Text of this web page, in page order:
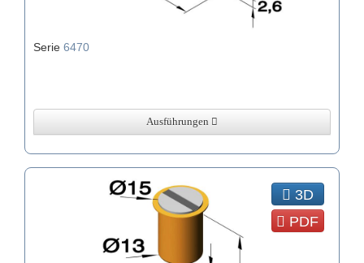
Serie 6470
Ausführungen
3D
PDF